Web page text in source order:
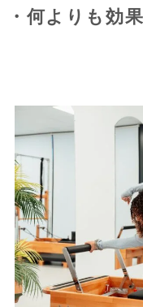
・何よりも効